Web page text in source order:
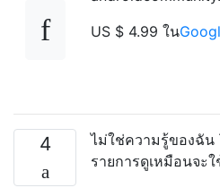
US $ 4.99 ใน
4
ไม่ใช่ความรู้ของฉั
รายการดูเหมือนจะ